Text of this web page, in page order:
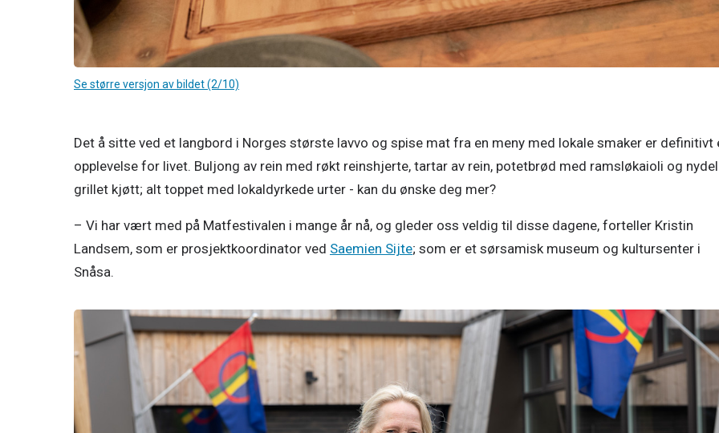
Se større versjon av bildet (2/10)
Det å sitte ved et langbord i Norges største lavvo og spise mat fra en meny med lokale smaker er definitivt
opplevelse for livet. Buljong av rein med røkt reinshjerte, tartar av rein, potetbrød med ramsløkaioli og
grillet kjøtt; alt toppet med lokaldyrkede urter - kan du ønske deg mer?
– Vi har vært med på Matfestivalen i mange år nå, og gleder oss veldig til disse dagene, forteller Kristin
Landsem, som er prosjektkoordinator ved Saemien Sijte; som er et sørsamisk museum og kultursenter i
Snåsa.